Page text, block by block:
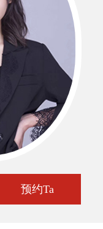
预约Ta